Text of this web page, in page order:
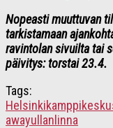
Nopeasti muuttuvan
tarkistamaan
ravintolan sivuilta tai
päivitys: torstai 23.4.
Tags:
Helsinkikamppi
awayullanlinna